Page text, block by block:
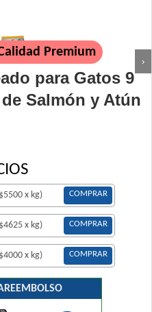
›
Premium
para Gatos 9
Salmón y Atún
x kg) COMPRAR
x kg) COMPRAR
x kg) COMPRAR